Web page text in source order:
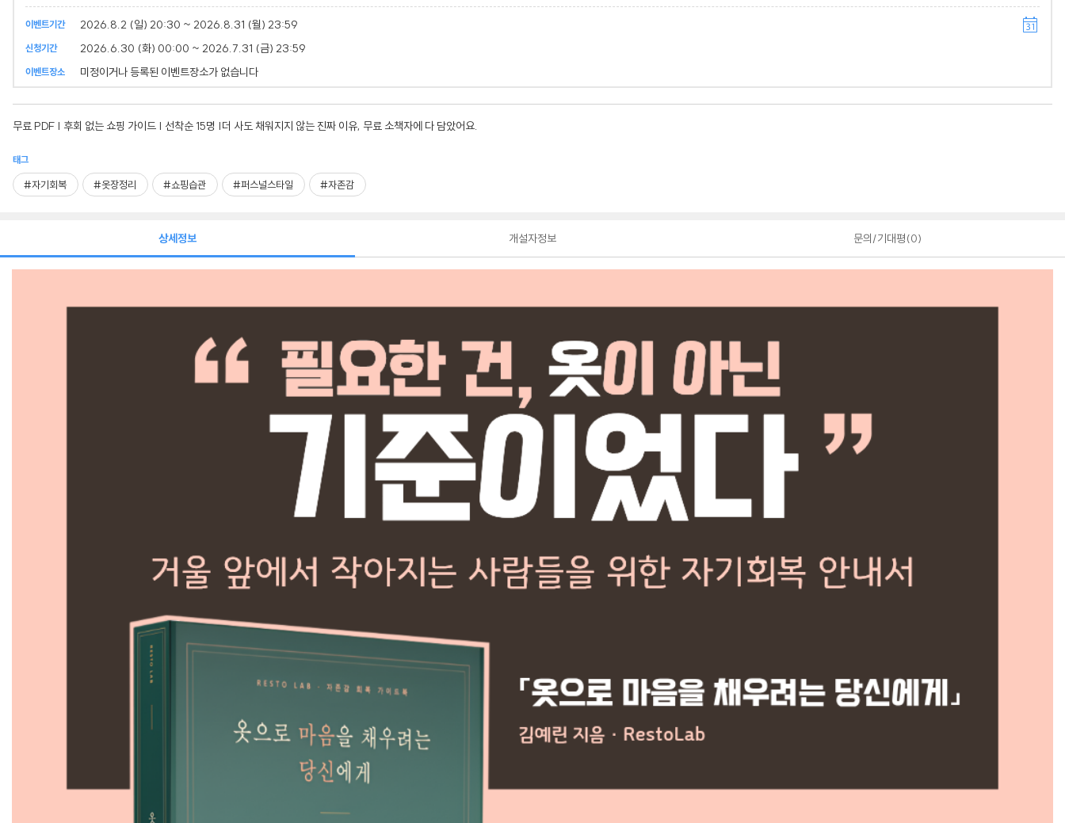
이벤트기간 2026.8.2 (일) 20:30 ~ 2026.8.31 (월) 23:59
신청기간 2026.6.30 (화) 00:00 ~ 2026.7.31 (금) 23:59
이벤트장소 미정이거나 등록된 이벤트장소가 없습니다
무료 PDF | 후회 없는 쇼핑 가이드 | 선착순 15명 |더 사도 채워지지 않는 진짜 이유, 무료 소책자에 다 담았어요.
태그
#자기회복 #옷장정리 #쇼핑습관 #퍼스널스타일 #자존감
상세정보 개설자정보 문의/기대평 0